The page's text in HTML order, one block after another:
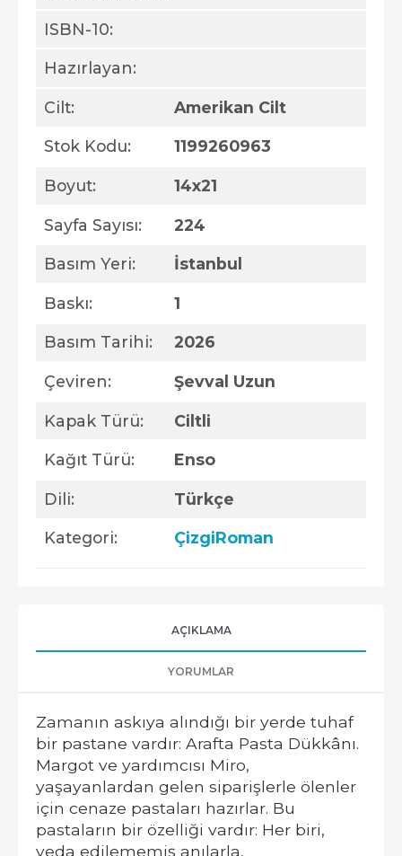
ISBN-10:
Hazırlayan:
Cilt: Amerikan Cilt
Stok Kodu: 1199260963
Boyut: 14x21
Sayfa Sayısı: 224
Basım Yeri: İstanbul
Baskı: 1
Basım Tarihi: 2026
Çeviren: Şevval Uzun
Kapak Türü: Ciltli
Kağıt Türü: Enso
Dili: Türkçe
Kategori: ÇizgiRoman
AÇIKLAMA
YORUMLAR
Zamanın askıya alındığı bir yerde tuhaf
bir pastane vardır: Arafta Pasta Dükkânı.
Margot ve yardımcısı Miro,
yaşayanlardan gelen siparişlerle ölenler
için cenaze pastaları hazırlar. Bu
pastaların bir özelliği vardır: Her biri,
veda edilememiş anılarla,